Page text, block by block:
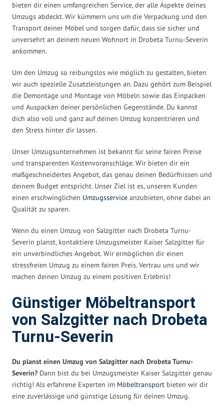
bieten dir einen umfangreichen Service, der alle Aspekte deines
Umzugs abdeckt. Wir kümmern uns um die Verpackung und den
Transport deiner Möbel und sorgen dafür, dass sie sicher und
unversehrt an deinem neuen Wohnort in Drobeta Turnu-Severin
ankommen.
Um den Umzug so reibungslos wie möglich zu gestalten, bieten
wir auch spezielle Zusatzleistungen an. Dazu gehört zum Beispiel
die Demontage und Montage von Möbeln sowie das Einpacken
und Auspacken deiner persönlichen Gegenstände. Du kannst
dich also voll und ganz auf deinen Umzug konzentrieren und
den Stress hinter dir lassen.
Unser Umzugsunternehmen ist bekannt für seine fairen Preise
und transparenten Kostenvoranschläge. Wir bieten dir ein
maßgeschneidertes Angebot, das genau deinen Bedürfnissen und
deinem Budget entspricht. Unser Ziel ist es, unseren Kunden
einen erschwinglichen Umzugsservice anzubieten, ohne dabei an
Qualität zu sparen.
Wenn du einen Umzug von Salzgitter nach Drobeta Turnu-
Severin planst, kontaktiere Umzugsmeister Kaiser Salzgitter für
ein unverbindliches Angebot. Wir ermöglichen dir einen
stressfreien Umzug zu einem fairen Preis. Vertrau uns und wir
machen deinen Umzug zu einem positiven Erlebnis!
Günstiger Möbeltransport
von Salzgitter nach Drobeta
Turnu-Severin
Du planst einen Umzug von Salzgitter nach Drobeta Turnu-
Severin? Dann bist du bei Umzugsmeister Kaiser Salzgitter genau
richtig! Als erfahrene Experten im Möbeltransport bieten wir dir
eine zuverlässige und günstige Lösung für deinen Umzug.